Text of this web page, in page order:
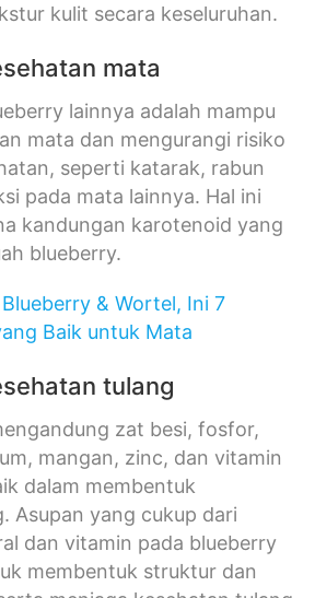
kulit secara keseluruhan.
mata
lainnya adalah mampu
mata dan mengurangi risiko
seperti katarak, rabun
pada mata lainnya. Hal ini
kandungan karotenoid yang
blueberry.
Blueberry & Wortel, Ini 7
Baik untuk Mata
tulang
zat besi, fosfor,
mangan, zinc, dan vitamin
dalam membentuk
Asupan yang cukup dari
dan vitamin pada blueberry
membentuk struktur dan